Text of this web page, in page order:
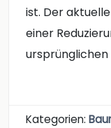
ist. Der
einer
ursprünglichen
Kategorien: